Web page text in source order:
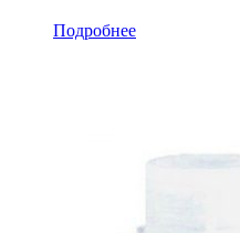
Подробнее